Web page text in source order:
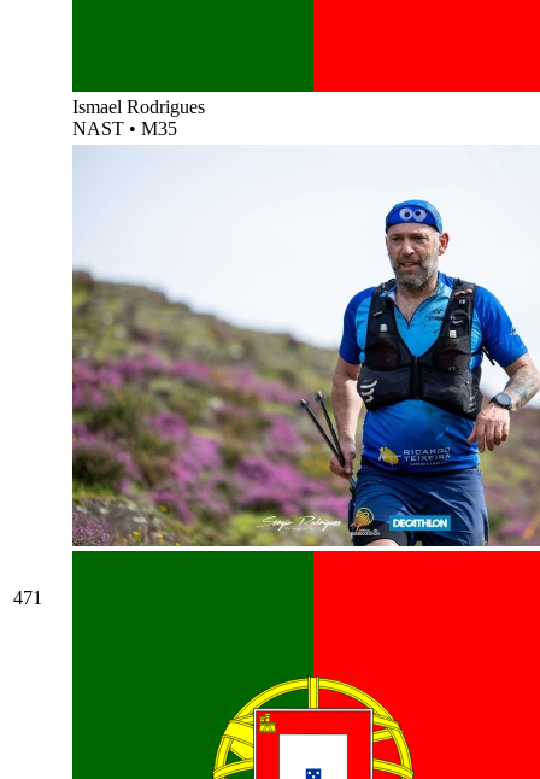
Ismael Rodrigues
NAST • M35
471